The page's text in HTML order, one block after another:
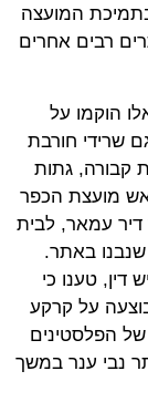
המועצה
רבים אחרים
הוקמו על
שרידי חורבת
קבורה, גתות
בדצמבר 2017 עתר ראש מועצת הכפר
עמאר, לבית
באתר.
דין, טענו כי
על קרקע
הפלסטינים
נבי ענר במשך